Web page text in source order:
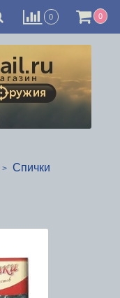
0 0
Спички